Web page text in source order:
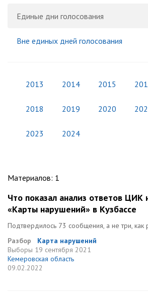
Единые дни голосования
Вне единых дней голосования
2013 2014 2015
2018 2019 2020
2023 2024
Материалов: 1
Что показал анализ ответов ЦИК
«Карты нарушений» в Кузбассе
Подтвердилось 73 сообщения, а не три, как
Разбор
Карта нарушений
Выборы 19 сентября 2021
Кемеровская область
09.02.2022